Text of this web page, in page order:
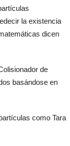
la existencia
dicen
de
basándose en
como Tara